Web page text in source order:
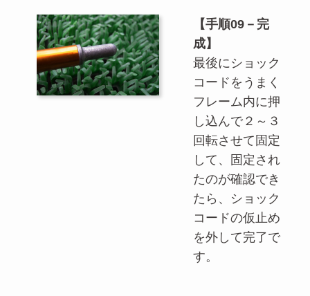
【手順09－完
成】
最後にショック
コードをうまく
フレーム内に押
し込んで２～３
回転させて固定
して、固定され
たのが確認でき
たら、ショック
コードの仮止め
を外して完了で
す。